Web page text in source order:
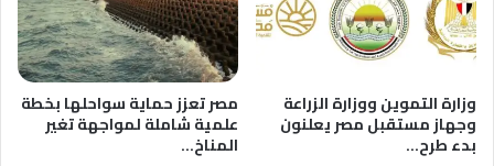
وزارة التموين ووزارة الزراعة
وجهاز مستقبل مصر يعلنون
بدء طرح…
مصر تعزز حماية سواحلها بخطة
علمية شاملة لمواجهة تغير
المناخ…